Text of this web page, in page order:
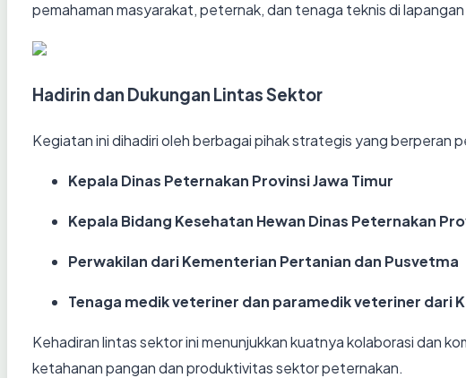
pemahaman masyarakat, peternak, dan tenaga teknis di
Hadirin dan Dukungan Lintas Sektor
Kegiatan ini dihadiri oleh berbagai pihak strategis yang berperan
Kepala Dinas Peternakan Provinsi Jawa Timur
Kepala Bidang Kesehatan Hewan Dinas Peternakan
Perwakilan dari Kementerian Pertanian dan Pusvetma
Tenaga medik veteriner dan paramedik veteriner dari
Kehadiran lintas sektor ini menunjukkan kuatnya kolaborasi dan
ketahanan pangan dan produktivitas sektor peternakan.